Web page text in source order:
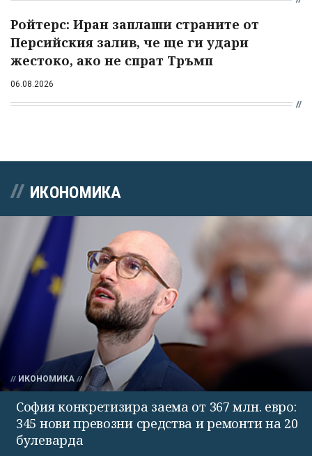
Ройтерс: Иран заплаши страните от
Персийския залив, че ще ги удари
жестоко, ако не спрат Тръмп
06.08.2026
ИКОНОМИКА
ИКОНОМИКА
София конкретизира заема от 367 млн. евро:
345 нови превозни средства и ремонти на 20
булеварда